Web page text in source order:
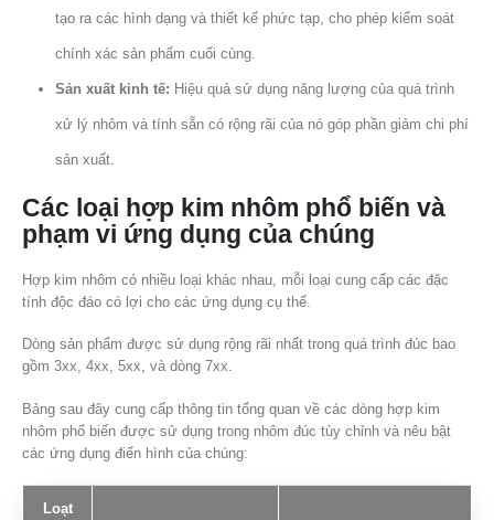
tạo ra các hình dạng và thiết kế phức tạp, cho phép kiểm soát
chính xác sản phẩm cuối cùng.
Sản xuất kinh tế: Hiệu quả sử dụng năng lượng của quá trình
xử lý nhôm và tính sẵn có rộng rãi của nó góp phần giảm chi phí
sản xuất.
Các loại hợp kim nhôm phổ biến và
phạm vi ứng dụng của chúng
Hợp kim nhôm có nhiều loại khác nhau, mỗi loại cung cấp các đặc
tính độc đáo có lợi cho các ứng dụng cụ thể.
Dòng sản phẩm được sử dụng rộng rãi nhất trong quá trình đúc bao
gồm 3xx, 4xx, 5xx, và dòng 7xx.
Bảng sau đây cung cấp thông tin tổng quan về các dòng hợp kim
nhôm phổ biến được sử dụng trong nhôm đúc tùy chỉnh và nêu bật
các ứng dụng điển hình của chúng:
Loạt